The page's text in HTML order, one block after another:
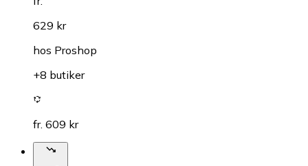
629 kr
hos Proshop
+8 butiker
fr. 609 kr